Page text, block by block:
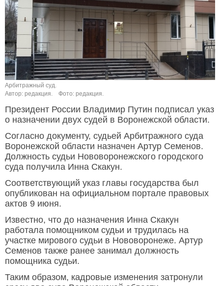
Арбитражный суд.
Автор: редакция.
Фото: редакция.
Президент России Владимир Путин подписал указ
о назначении двух судей в Воронежской области.
Согласно документу, судьей Арбитражного суда
Воронежской области назначен Артур Семенов.
Должность судьи Нововоронежского городского
суда получила Инна Скакун.
Соответствующий указ главы государства был
опубликован на официальном портале правовых
актов 9 июня.
Известно, что до назначения Инна Скакун
работала помощником судьи и трудилась на
участке мирового судьи в Нововоронеже. Артур
Семенов также ранее занимал должность
помощника судьи.
Таким образом, кадровые изменения затронули